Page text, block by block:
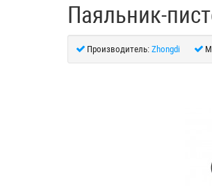
Паяльник-
Производитель: Zhongdi